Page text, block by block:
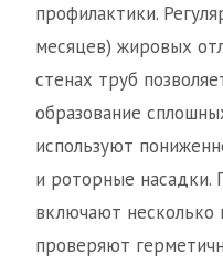
профилактики.
месяцев) жировых
стенах труб
образование
используют
и роторные насадки.
включают несколько
проверяют